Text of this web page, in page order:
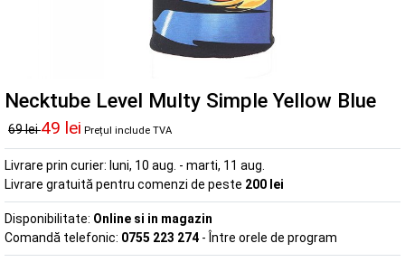
Necktube Level Multy Simple Yellow Blue
69 lei49 lei Prețul include TVA
Livrare prin curier: luni, 10 aug. - marti, 11 aug.
Livrare gratuită pentru comenzi de peste 200 lei
Disponibilitate: Online si in magazin
Comandă telefonic: 0755 223 274 - Între orele de program